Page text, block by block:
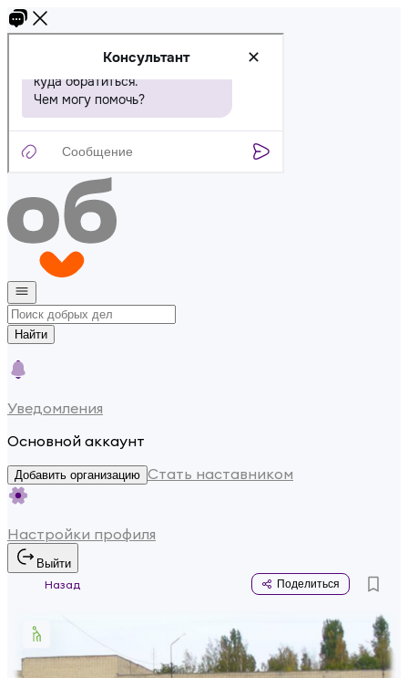
Найти
Уведомления
Основной аккаунт
Добавить организацию Стать наставником
Настройки профиля
Выйти
Назад
Поделиться